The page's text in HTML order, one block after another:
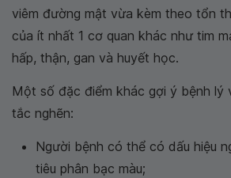
viêm đường mật vừa kèm theo tổn
của ít nhất 1 cơ quan khác như tim
hấp, thận, gan và huyết học.
Một số đặc điểm khác gợi ý bệnh lý
tắc nghẽn:
Người bệnh có thể có dấu hiệu
tiêu phân bạc màu;